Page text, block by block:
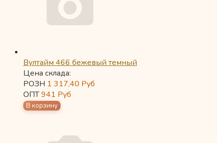
Вултайм 466 бежевый темный
Цена склада:
РОЗН 1 317,40 Руб
ОПТ941 Руб